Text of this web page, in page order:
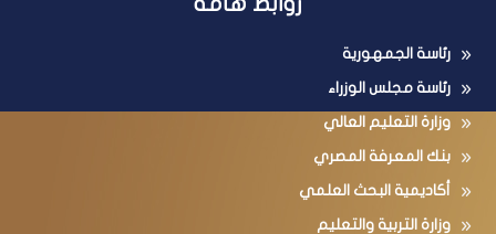
رئاسة الجمهورية
رئاسة مجلس الوزراء
وزارة التعليم العالي
بنك المعرفة المصري
أكاديمية البحث العلمي
وزارة التربية والتعليم